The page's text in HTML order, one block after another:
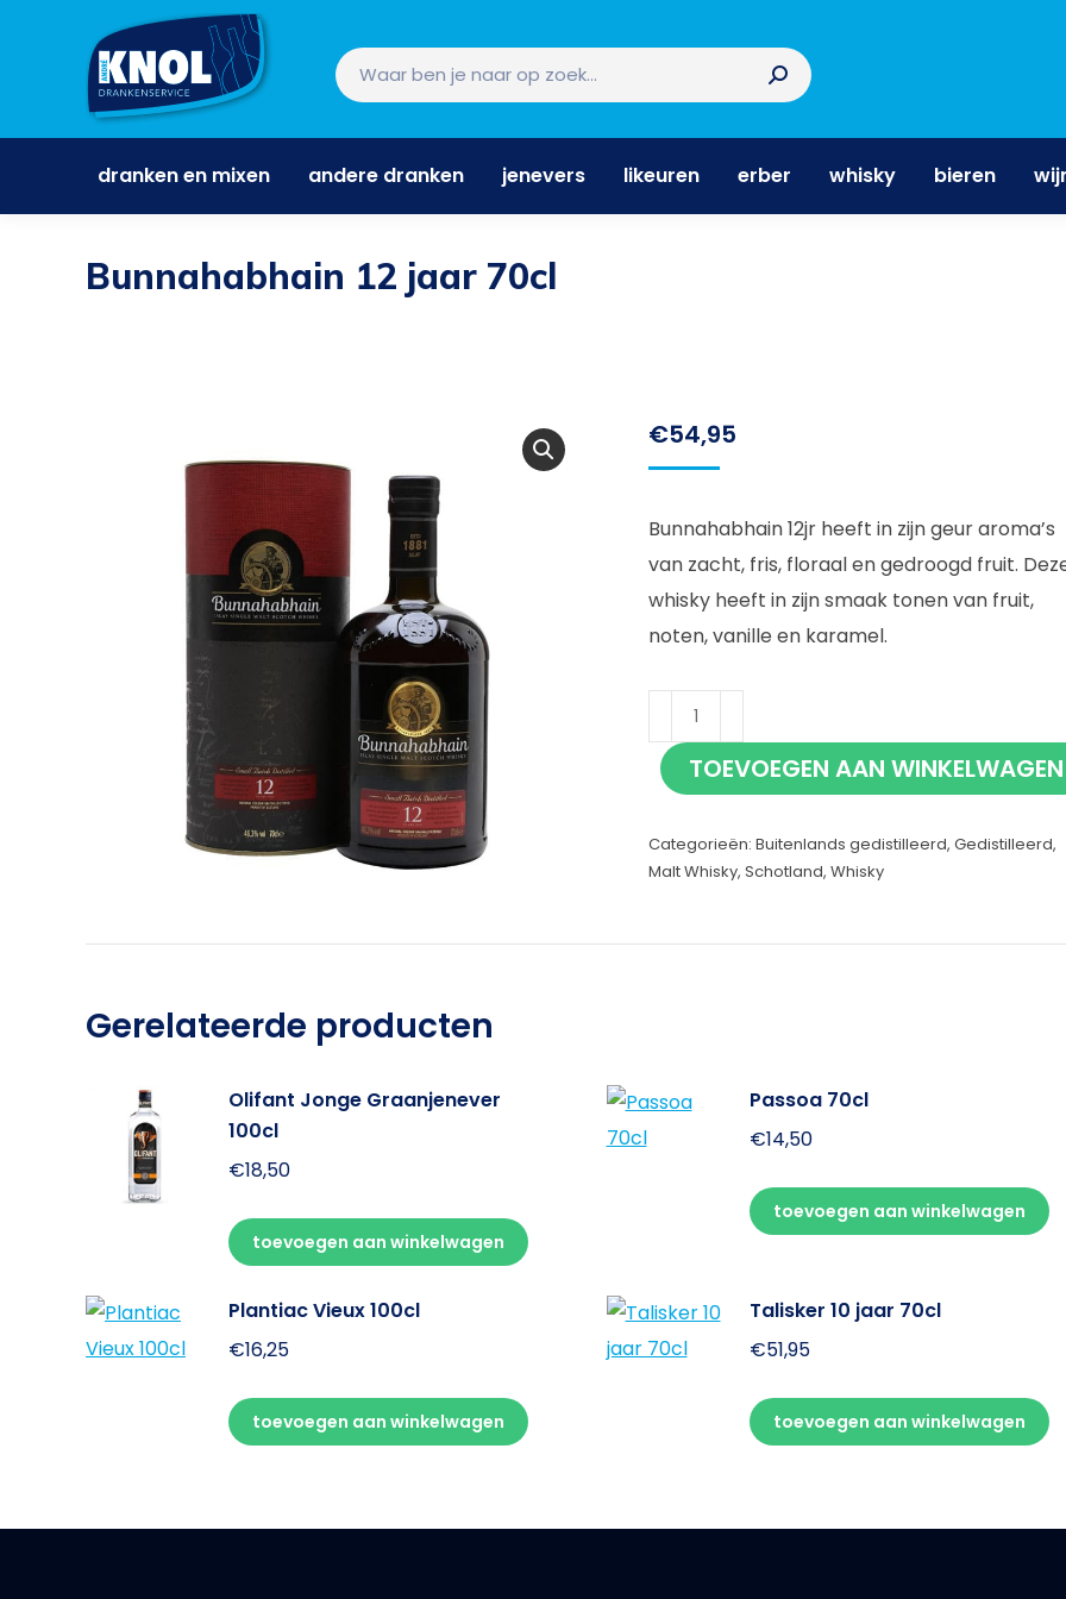
dranken en mixen andere dranken jenevers likeuren erber whisky bieren
Bunnahabhain 12 jaar 70cl
€54,95
Bunnahabhain 12jr heeft in zijn geur aroma’s
van zacht, fris, floraal en gedroogd fruit.
whisky heeft in zijn smaak tonen van fruit,
noten, vanille en karamel.
Bunnahabhain
12
jaar
aantal
TOEVOEGEN AAN WINKELWAGEN
Categorieën: Buitenlands gedistilleerd, Gedistilleerd,
Malt Whisky, Schotland, Whisky
Gerelateerde producten
Olifant Jonge Graanjenever
100cl
€18,50
toevoegen aan winkelwagen
Passoa 70cl
€14,50
toevoegen aan winkelwagen
Plantiac Vieux 100cl
€16,25
toevoegen aan winkelwagen
Talisker 10 jaar 70cl
€51,95
toevoegen aan winkelwagen
dranken en mixen